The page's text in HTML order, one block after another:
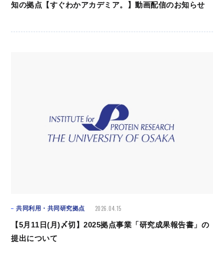
知の拠点【すぐわかアカデミア。】動画配信のお知らせ
共同利用・共同研究拠点 2026.04.15
【5月11日(月)〆切】2025拠点事業「研究成果報告書」の
提出について